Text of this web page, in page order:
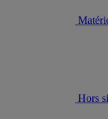
Hors